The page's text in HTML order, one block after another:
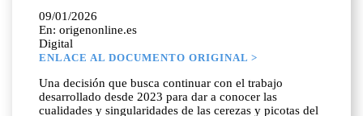
09/01/2026
En: origenonline.es
Digital
ENLACE AL DOCUMENTO ORIGINAL >
Una decisión que busca continuar con el trabajo
desarrollado desde 2023 para dar a conocer las
cualidades y singularidades de las cerezas y picotas del